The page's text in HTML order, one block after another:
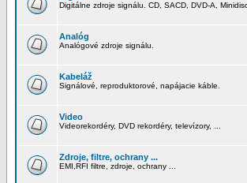
Digitálne zdroje signálu. CD, SACD, DVD-A,
Analóg
Analógové zdroje signálu.
Kabeláž
Signálové, reproduktorové, napájacie káble.
Video
Videorekordéry, DVD rekordéry, televízory, ...
Zdroje, filtre, ochrany ...
EMI,RFI filtre, zdroje, ochrany ...